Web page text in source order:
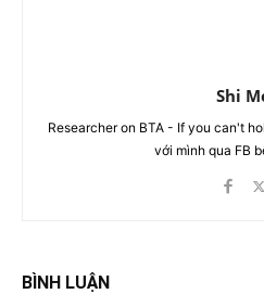
Shi
Researcher on BTA - If you can't
với mình qua FB
BÌNH LUẬN